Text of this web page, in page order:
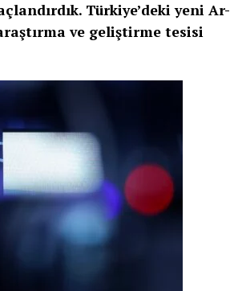
Türkiye’deki yeni Ar-
ve geliştirme tesisi